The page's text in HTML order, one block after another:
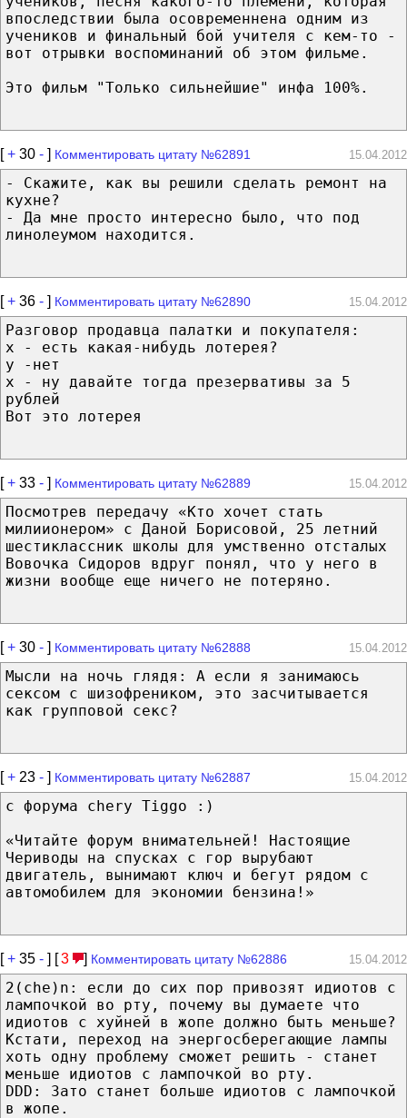
впоследствии была осовременнена одним из
учеников и финальный бой учителя с кем-то -
вот отрывки воспоминаний об этом фильме.
Это фильм "Только сильнейшие" инфа 100%.
[+ 30 - ] Комментировать цитату №62891 15.04.2012
- Скажите, как вы решили сделать ремонт на
кухне?
- Да мне просто интересно было, что под
линолеумом находится.
[+ 36 - ] Комментировать цитату №62890 15.04.2012
Разговор продавца палатки и покупателя:
х - есть какая-нибудь лотерея?
у -нет
х - ну давайте тогда презервативы за 5
рублей
Вот это лотерея
[+ 33 - ] Комментировать цитату №62889 15.04.2012
Посмотрев передачу «Кто хочет стать
милиионером» с Даной Борисовой, 25 летний
шестиклассник школы для умственно отсталых
Вовочка Сидоров вдруг понял, что у него в
жизни вообще еще ничего не потеряно.
[+ 30 - ] Комментировать цитату №62888 15.04.2012
Мысли на ночь глядя: А если я занимаюсь
сексом с шизофреником, это засчитывается
как групповой секс?
[+ 23 - ] Комментировать цитату №62887 15.04.2012
с форума chery Tiggo :)
«Читайте форум внимательней! Настоящие
Чериводы на спусках с гор вырубают
двигатель, вынимают ключ и бегут рядом с
автомобилем для экономии бензина!»
[+ 35 - ] [3 ] Комментировать цитату №62886 15.04.2012
2(che)n: если до сих пор привозят идиотов с
лампочкой во рту, почему вы думаете что
идиотов с хуйней в жопе должно быть меньше?
Кстати, переход на энергосберегающие лампы
хоть одну проблему сможет решить - станет
меньше идиотов с лампочкой во рту.
DDD: Зато станет больше идиотов с лампочкой
в жопе.